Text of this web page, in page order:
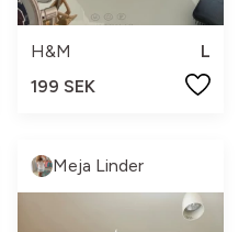
H&M
L
199 SEK
Meja Linder